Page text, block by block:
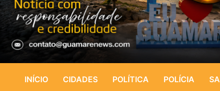
INÍCIO CIDADES POLÍTICA POLÍCIA